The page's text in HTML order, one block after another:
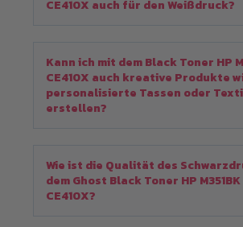
CE410X auch für den Weißdruck?
Kann ich mit dem Black Toner HP
CE410X auch kreative Produkte
personalisierte Tassen oder
erstellen?
Wie ist die Qualität des
dem Ghost Black Toner HP
CE410X?